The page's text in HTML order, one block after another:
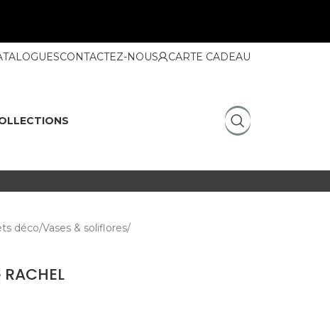
CONTACTEZ-NOUS CARTE CADEAU
déco Vases & soliflores